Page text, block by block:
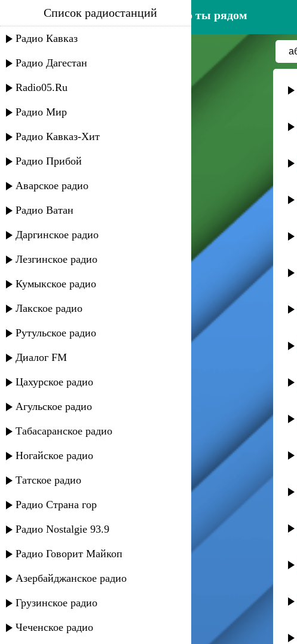
абдул мурадов - хорошо что ты рядом
Список радиостанций
Радио Кавказ
Радио Дагестан
Radio05.Ru
Радио Мир
Радио Кавказ-Хит
Радио Прибой
Аварское радио
Радио Ватан
Даргинское радио
Лезгинское радио
Кумыкское радио
Лакское радио
Рутульское радио
Диалог FM
Цахурское радио
Агульское радио
Табасаранское радио
Ногайское радио
Татское радио
Радио Страна гор
Радио Nostalgie 93.9
Радио Говорит Майкоп
Азербайджанское радио
Грузинское радио
Чеченское радио